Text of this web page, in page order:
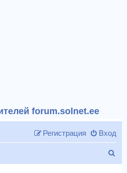
forum.solnet.ee
Вход
Регистрация